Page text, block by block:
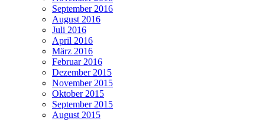
September 2016
August 2016
Juli 2016
April 2016
März 2016
Februar 2016
Dezember 2015
November 2015
Oktober 2015
September 2015
August 2015